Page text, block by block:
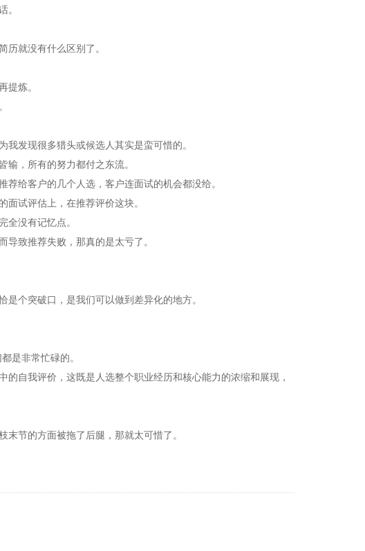
。
历就没有什么区别了。
提炼。
发现很多猎头或候选人其实是蛮可惜的。
输，所有的努力都付之东流。
给客户的几个人选，客户连面试的机会都没给。
面试评估上，在推荐评价这块。
全没有记忆点。
致推荐失败，那真的是太亏了。
个突破口，是我们可以做到差异化的地方。
是非常忙碌的。
自我评价，这既是人选整个职业经历和核心能力的浓缩和展现，
节的方面被拖了后腿，那就太可惜了。